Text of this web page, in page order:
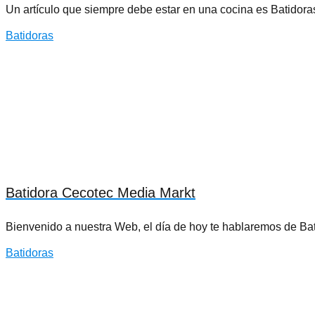
Un artículo que siempre debe estar en una cocina es
Batidoras
Batidora Cecotec Media Markt
Bienvenido a nuestra Web, el día de hoy te hablaremos de
Batidoras